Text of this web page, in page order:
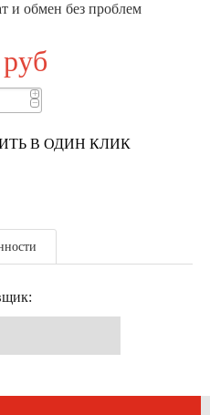
и обмен без проблем
руб
+
−
В ОДИН КЛИК